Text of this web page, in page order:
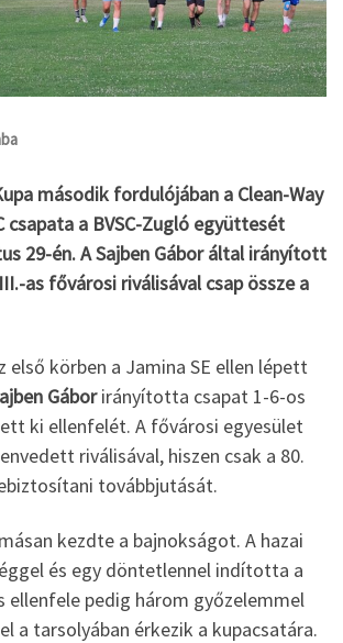
második fordulójában a Clean-Way
csapata a BVSC-Zugló együttesét
29-én. A Sajben Gábor által irányított
as fővárosi riválisával csap össze a
első körben a Jamina SE ellen lépett
Gáborirányította csapat 1-6-os
ki ellenfelét. A fővárosi egyesület
riválisával, hiszen csak a 80.
továbbjutását.
kezdte a bajnokságot. A hazai
és egy döntetlennel indította a
ellenfele pedig három győzelemmel
a tarsolyában érkezik a kupacsatára.